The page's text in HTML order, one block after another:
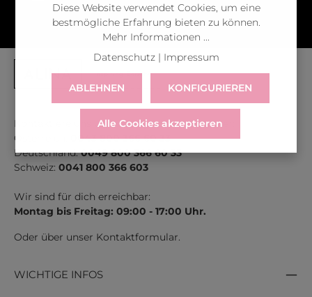
Kontaktiere uns unter der gratis Rufnummer:
Österreich:
0043 800 366 60 33
Deutschland:0049 800 366 60 33
Schweiz: 0041 800 366 603
Wir sind für dich erreichbar:
Montag bis Freitag: 09:00 - 17:00 Uhr.
Oder über unser Kontaktformular.
WICHTIGE INFOS
Diese Website verwendet Cookies, um eine
bestmögliche Erfahrung bieten zu können.
Mehr Informationen ...
Datenschutz| Impressum
ABLEHNEN KONFIGURIEREN
Alle Cookies akzeptieren